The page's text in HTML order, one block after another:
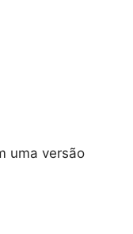
uma versão